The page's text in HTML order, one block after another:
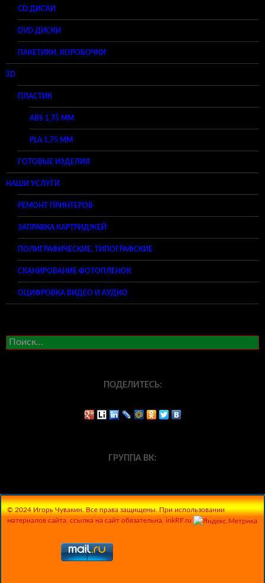
CD ДИСКИ
DVD ДИСКИ
ПАКЕТИКИ, КОРОБОЧКИ
3D
ПЛАСТИК
ABS 1,75 ММ
PLA 1,75 ММ
ГОТОВЫЕ ИЗДЕЛИЯ
НАШИ УСЛУГИ
РЕМОНТ ПРИНТЕРОВ
ЗАПРАВКА КАРТРИДЖЕЙ
ПОЛИГРАФИЧЕСКИЕ, ТИПОГРАФСКИЕ
СКАНИРОВАНИЕ ФОТОПЛЕНОК
ОЦИФРОВКА ВИДЕО И АУДИО
Найти:
ПОДЕЛИТЕСЬ:
ГРУППА ВК:
© 2024 Игорь Чувакин. Все права защищены. При использовании
материалов сайта, ссылка на сайт обязательна. inkRF.ru